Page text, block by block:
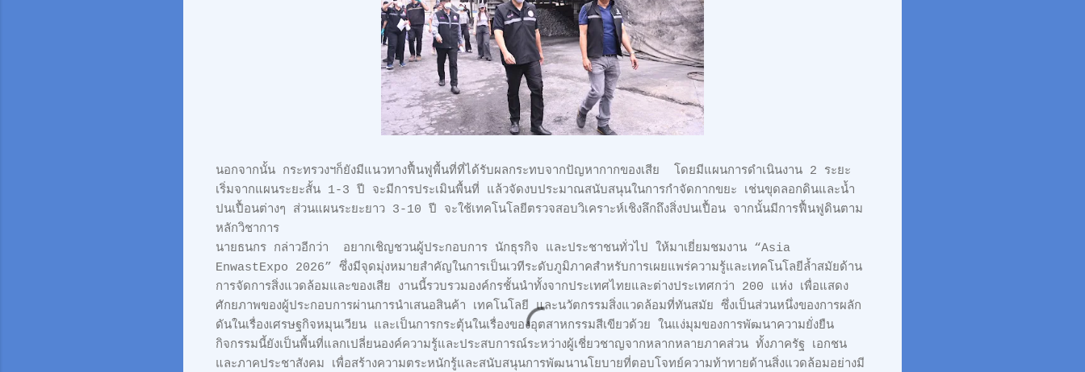
นอกจากนั้น กระทรวงฯก็ยังมีแนวทางฟื้นฟูพื้นที่ที่ได้รับผลกระทบจากปัญหากากของเสีย โดยมีแผนการดำเนินงาน 2 ระยะ
เริ่มจากแผนระยะสั้น 1-3 ปี จะมีการประเมินพื้นที่ แล้วจัดงบประมาณสนับสนุนในการกำจัดกากขยะ เช่นขุดลอกดินและน้ำ
ปนเปื้อนต่างๆ ส่วนแผนระยะยาว 3-10 ปี จะใช้เทคโนโลยีตรวจสอบวิเคราะห์เชิงลึกถึงสิ่งปนเปื้อน จากนั้นมีการฟื้นฟูดินตาม
หลักวิชาการ
นายธนกร กล่าวอีกว่า อยากเชิญชวนผู้ประกอบการ นักธุรกิจ และประชาชนทั่วไป ให้มาเยี่ยมชมงาน “Asia
EnwastExpo 2026” ซึ่งมีจุดมุ่งหมายสำคัญในการเป็นเวทีระดับภูมิภาคสำหรับการเผยแพร่ความรู้และเทคโนโลยีล้ำสมัยด้าน
การจัดการสิ่งแวดล้อมและของเสีย งานนี้รวบรวมองค์กรชั้นนำทั้งจากประเทศไทยและต่างประเทศกว่า 200 แห่ง เพื่อแสดง
ศักยภาพของผู้ประกอบการผ่านการนำเสนอสินค้า เทคโนโลยี และนวัตกรรมสิ่งแวดล้อมที่ทันสมัย ซึ่งเป็นส่วนหนึ่งของการผลัก
ดันในเรื่องเศรษฐกิจหมุนเวียน และเป็นการกระตุ้นในเรื่องของอุตสาหกรรมสีเขียวด้วย ในแง่มุมของการพัฒนาความยั่งยืน
กิจกรรมนี้ยังเป็นพื้นที่แลกเปลี่ยนองค์ความรู้และประสบการณ์ระหว่างผู้เชี่ยวชาญจากหลากหลายภาคส่วน ทั้งภาครัฐ เอกชน
และภาคประชาสังคม เพื่อสร้างความตระหนักรู้และสนับสนุนการพัฒนานโยบายที่ตอบโจทย์ความท้าทายด้านสิ่งแวดล้อมอย่างมี